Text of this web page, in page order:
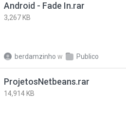
Android - Fade In.rar
3,267 KB
berdamzinho w Publico
ProjetosNetbeans.rar
14,914 KB